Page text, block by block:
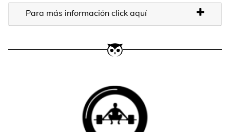
Para más información click aquí